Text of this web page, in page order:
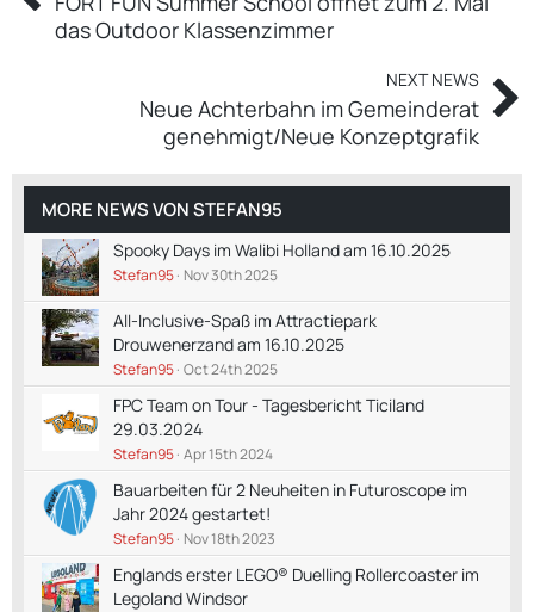
das Outdoor Klassenzimmer
NEXT NEWS
Neue Achterbahn im Gemeinderat
genehmigt/Neue Konzeptgrafik
MORE NEWS VONSTEFAN95
Spooky Days im Walibi Holland am 16.10.2025
Stefan95 Nov 30th 2025
All-Inclusive-Spaß im Attractiepark
Drouwenerzand am 16.10.2025
Stefan95 Oct 24th 2025
FPC Team on Tour - Tagesbericht Ticiland
29.03.2024
Stefan95 Apr 15th 2024
Bauarbeiten für 2 Neuheiten in Futuroscope im
Jahr 2024 gestartet!
Stefan95 Nov 18th 2023
Englands erster LEGO® Duelling Rollercoaster im
Legoland Windsor